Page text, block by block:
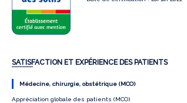
SATISFACTION ET EXPÉRIENCE DES PATIENTS
Médecine, chirurgie, obstétrique (MCO)
Appréciation globale des patients (MCO)